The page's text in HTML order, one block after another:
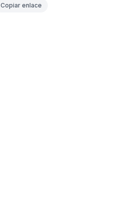
Copiar enlace